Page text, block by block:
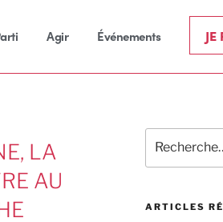
Agir Événements JE
LA
AU
ARTICLES